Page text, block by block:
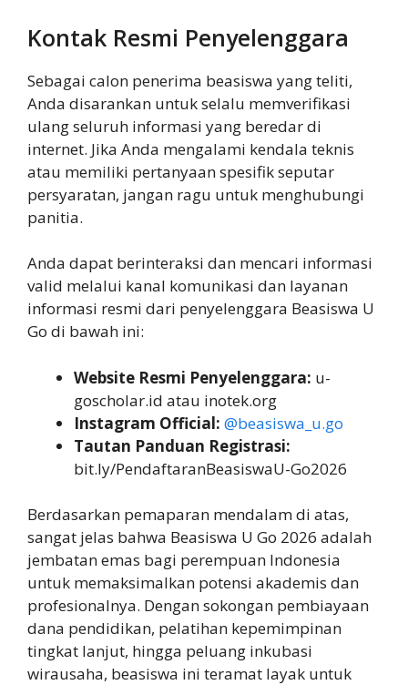
Kontak Resmi Penyelenggara
Sebagai calon penerima beasiswa yang teliti,
Anda disarankan untuk selalu memverifikasi
ulang seluruh informasi yang beredar di
internet. Jika Anda mengalami kendala teknis
atau memiliki pertanyaan spesifik seputar
persyaratan, jangan ragu untuk menghubungi
panitia.
Anda dapat berinteraksi dan mencari informasi
valid melalui kanal komunikasi dan layanan
informasi resmi dari penyelenggara Beasiswa U
Go di bawah ini:
Website Resmi Penyelenggara: u-
goscholar.id atau inotek.org
Instagram Official: @beasiswa_u.go
Tautan Panduan Registrasi:
bit.ly/PendaftaranBeasiswaU-Go2026
Berdasarkan pemaparan mendalam di atas,
sangat jelas bahwa Beasiswa U Go 2026 adalah
jembatan emas bagi perempuan Indonesia
untuk memaksimalkan potensi akademis dan
profesionalnya. Dengan sokongan pembiayaan
dana pendidikan, pelatihan kepemimpinan
tingkat lanjut, hingga peluang inkubasi
wirausaha, beasiswa ini teramat layak untuk